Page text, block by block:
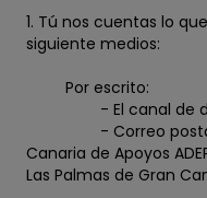
1. Tú nos cuentas lo
siguiente medios:
Por escrito:
- El canal de
- Correo postal.
Canaria de Apoyos
Las Palmas de Gran